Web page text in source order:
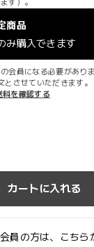
す）。
商品
み購入できます
会員になる必要がありま
させていただきます。
料を確認する
カートに入れる
員の方は、こちら